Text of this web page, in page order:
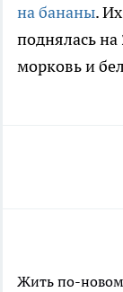
на бананы.
поднялась
морковь и
Жить по-